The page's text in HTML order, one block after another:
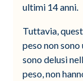
ultimi 14 anni.
Tuttavia,
peso non
sono delusi
peso, non